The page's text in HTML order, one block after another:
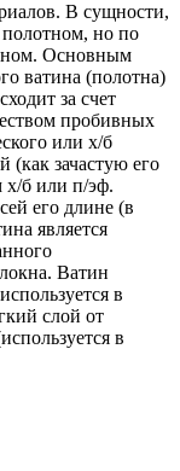
В сущности,
но по
Основным
ватина (полотна)
за счет
пробивных
или х/б
зачастую его
х/б или п/эф.
его длине (в
является
Ватин
в
слой от
в